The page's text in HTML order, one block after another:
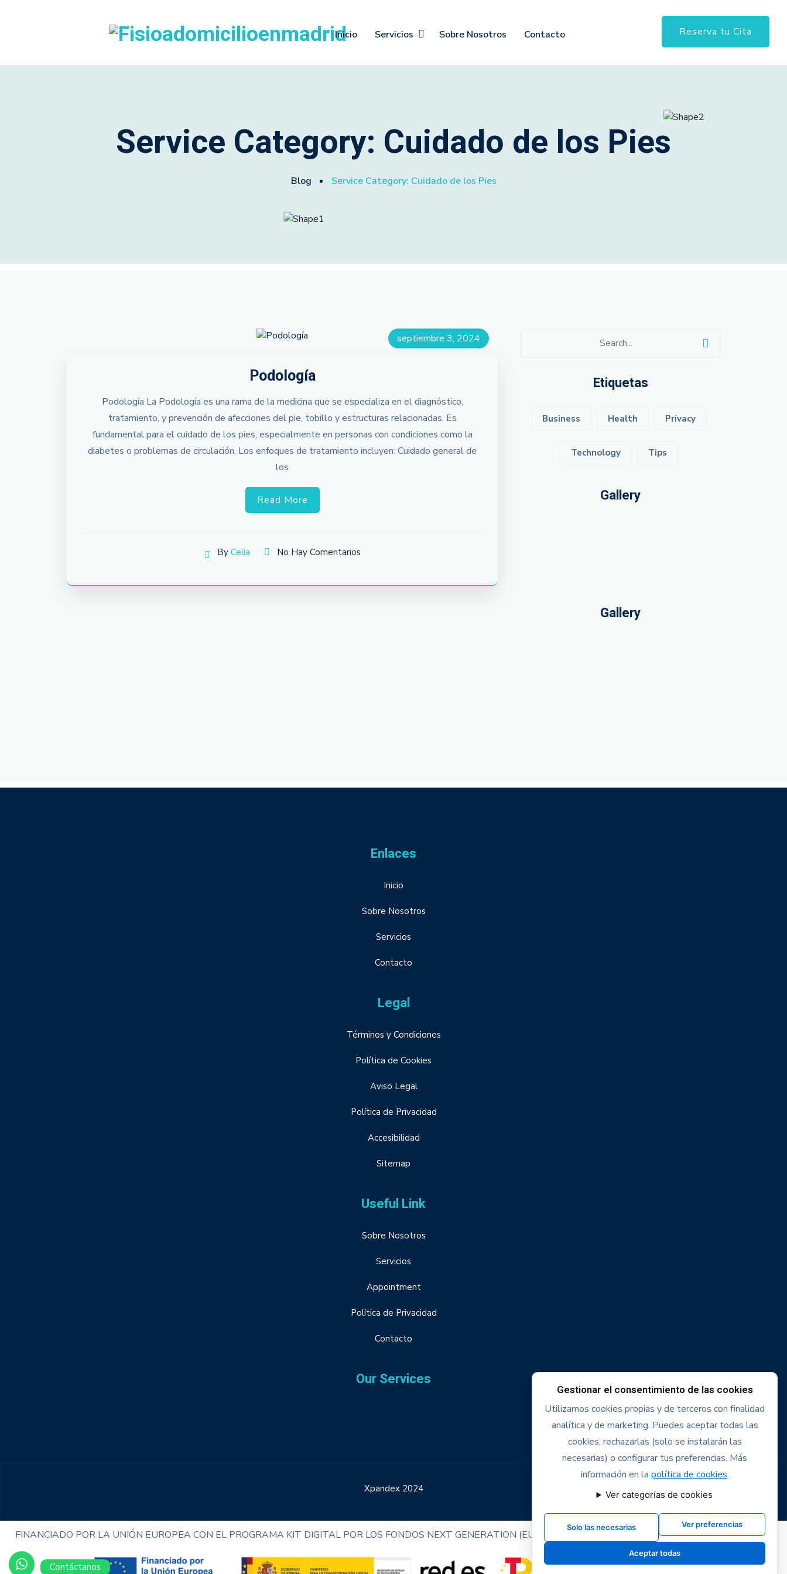
Inicio Servicios Sobre Nosotros Contacto Reserva tu Cita
Service Category: Cuidado de los Pies
Blog Service Category: Cuidado de los Pies
septiembre 3, 2024
Podología
Podología La Podología es una rama de la medicina que se especializa en el diagnóstico,
tratamiento, y prevención de afecciones del pie, tobillo y estructuras relacionadas. Es
fundamental para el cuidado de los pies, especialmente en personas con condiciones como la
diabetes o problemas de circulación. Los enfoques de tratamiento incluyen: Cuidado general de
los
Read More
By Celia No Hay Comentarios
Etiquetas
Business Health Privacy
Technology Tips
Gallery
Gallery
Enlaces
Inicio
Sobre Nosotros
Servicios
Contacto
Legal
Términos y Condiciones
Política de Cookies
Aviso Legal
Política de Privacidad
Accesibilidad
Sitemap
Useful Link
Sobre Nosotros
Servicios
Appointment
Política de Privacidad
Contacto
Our Services
Xpandex 2024
Gestionar el consentimiento de las cookies
Utilizamos cookies propias y de terceros con finalidad
analítica y de marketing. Puedes aceptar todas las
cookies, rechazarlas (solo se instalarán las
necesarias) o configurar tus preferencias. Más
información en la política de cookies.
Ver categorías de cookies
Solo las necesarias Ver preferencias
Aceptar todas
Contáctanos
FINANCIADO POR LA UNIÓN EUROPEA CON EL PROGRAMA KIT DIGITAL POR LOS FONDOS NEXT GENERATION (EU) DEL MECANISMO DE RECUPERACIÓN Y RESILENCIA